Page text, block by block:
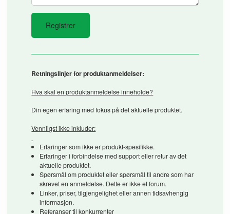
Retningslinjer for produktanmeldelser:
Hva skal en produktanmeldelse inneholde?
Din egen erfaring med fokus på det aktuelle produktet.
Vennligst ikke inkluder:
Erfaringer som ikke er produkt-spesifikke.
Erfaringer i forbindelse med support eller retur av det
aktuelle produktet.
Spørsmål om produktet eller spørsmål til andre som har
skrevet en anmeldelse. Dette er ikke et forum.
Linker, priser, tilgjengelighet eller annen tidsavhengig
informasjon.
Referanser til konkurrenter